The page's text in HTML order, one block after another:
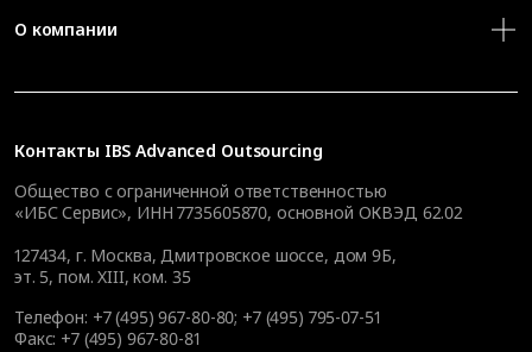
Контакты IBS Advanced Outsourcing
Общество с ограниченной ответственностью
«ИБС Сервис», ИНН 7735605870, основной ОКВЭД 62.02
127434, г. Москва, Дмитровское шоссе, дом 9Б,
эт. 5, пом. XIII, ком. 35
Телефон: +7 (495) 967-80-80; +7 (495) 795-07-51
Факс: +7 (495) 967-80-81
О компании